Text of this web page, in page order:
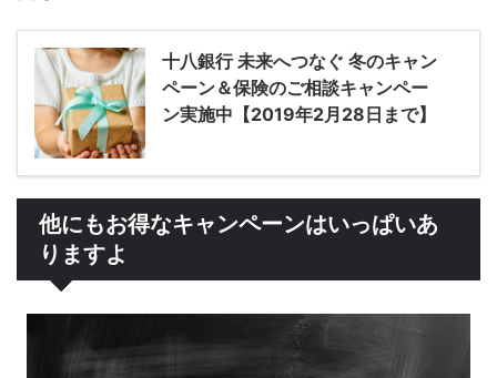
十八銀行 未来へつなぐ 冬のキャン
ペーン＆保険のご相談キャンペー
ン実施中【2019年2月28日まで】
他にもお得なキャンペーンはいっぱいあ
りますよ